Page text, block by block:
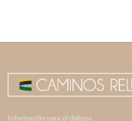
Información para el diálogo